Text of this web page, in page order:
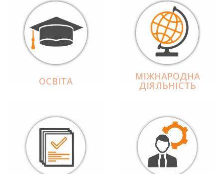
ОСВІТА МІЖНАРОДНА
ДІЯЛЬНІCТЬ